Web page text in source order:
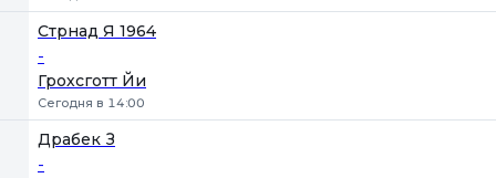
Стрнад Я 1964
-
Грохсготт Йи
Сегодня в 14:00
Драбек З
-